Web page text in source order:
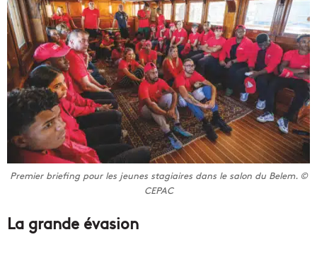
Premier briefing pour les jeunes stagiaires dans le salon du Belem. ©
CEPAC
La grande évasion